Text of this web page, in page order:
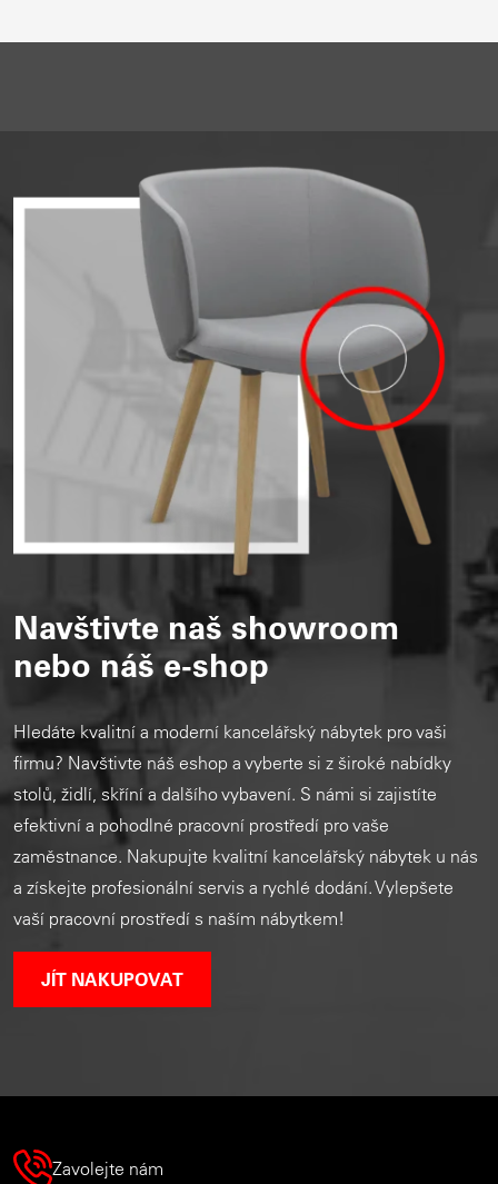
Navštivte naš showroom
nebo náš e-shop
Hledáte kvalitní a moderní kancelářský nábytek pro vaši
firmu? Navštivte náš eshop a vyberte si z široké nabídky
stolů, židlí, skříní a dalšího vybavení. S námi si zajistíte
efektivní a pohodlné pracovní prostředí pro vaše
zaměstnance. Nakupujte kvalitní kancelářský nábytek u nás
a získejte profesionální servis a rychlé dodání. Vylepšete
vaší pracovní prostředí s naším nábytkem!
JÍT NAKUPOVAT
Zavolejte nám